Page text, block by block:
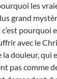
les
grand
pourquoi
avec le
douleur, qui
pas comme